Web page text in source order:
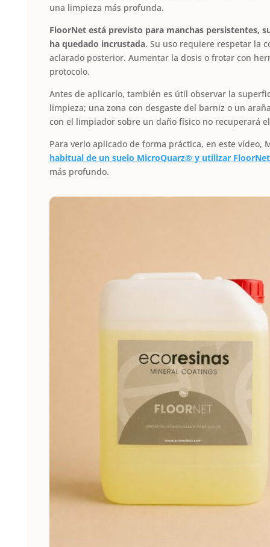
una limpieza más profunda.
FloorNet está previsto para manchas persistentes,
ha quedado incrustada. Su uso requiere respetar la
aclarado posterior. Aumentar la dosis o frotar con
protocolo.
Antes de aplicarlo, también es útil observar la
limpieza; una zona con desgaste del barniz o un
con el limpiador sobre un daño físico no recuperará
Para verlo aplicado de forma práctica, en este vídeo,
habitual de un suelo MicroQuarz® y utilizar FloorNet
más profundo.